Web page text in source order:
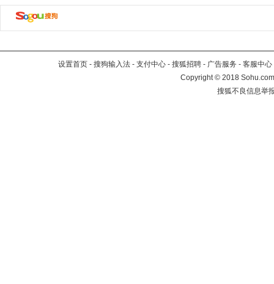
设置首页 - 搜狗输入法 - 支付中心 - 搜狐招聘 - 广告服务 - 客服中心
Copyright©2018
搜狐不良信息举